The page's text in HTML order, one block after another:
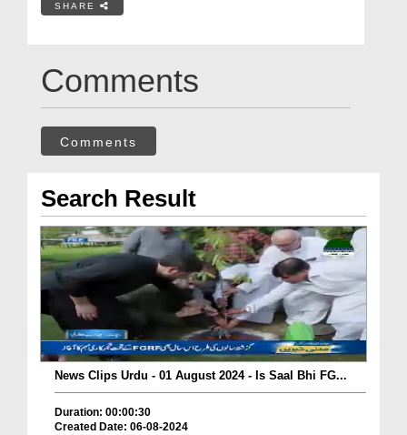
SHARE
Comments
Comments
Search Result
News Clips Urdu - 01 August 2024 - Is Saal Bhi FG...
Duration: 00:00:30
Created Date: 06-08-2024